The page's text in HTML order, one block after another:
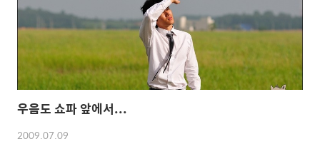
우음도 쇼파 앞에서...
2009.07.09